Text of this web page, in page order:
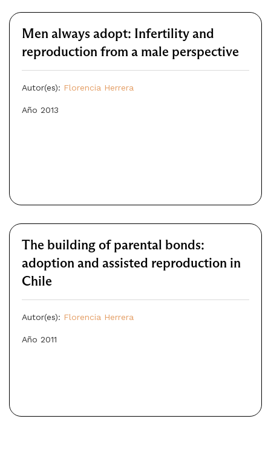
Men always adopt: Infertility and
reproduction from a male perspective
Autor(es): Florencia Herrera
Año 2013
The building of parental bonds:
adoption and assisted reproduction in
Chile
Autor(es): Florencia Herrera
Año 2011